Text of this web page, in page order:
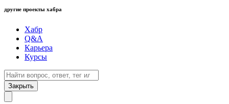
другие проекты хабра
Хабр
Q&A
Карьера
Курсы
Закрыть